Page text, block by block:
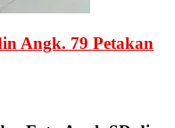
Angk. 79 Petakan